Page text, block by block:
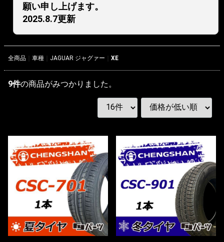
願い申し上げます。
2025.8.7更新
全商品 車種 JAGUAR ジャグァー XE
9件の商品がみつかりました。